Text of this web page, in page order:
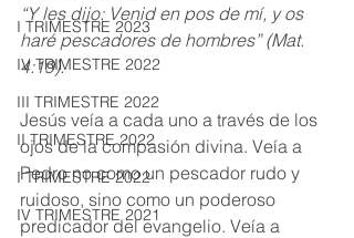
I TRIMESTRE 2023
IV TRIMESTRE 2022
III TRIMESTRE 2022
II TRIMESTRE 2022
I TRIMESTRE 2022
IV TRIMESTRE 2021
“Y les dijo: Venid en pos de mí, y os
haré pescadores de hombres” (Mat.
4:19).
Jesús veía a cada uno a través de los
ojos de la compasión divina. Veía a
Pedro no como un pescador rudo y
ruidoso, sino como un poderoso
predicador del evangelio. Veía a